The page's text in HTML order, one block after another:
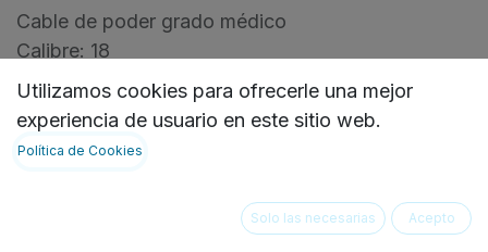
Cable de poder grado médico
Calibre: 18
Macho: NEMA 5-15P
Hembra: IEC-60320-C13
Longitud: 12pulgadas
https://ideasbiomedicas.odoo.com/document/
4ddd-462c-9c43-2aa397cc1ad5
Utilizamos cookies para ofrecerle una mejor
experiencia de usuario en este sitio web.
Política de Cookies
Solo las necesarias Acepto